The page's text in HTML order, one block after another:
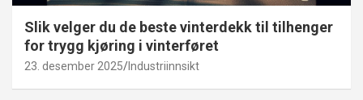
Slik velger du de beste vinterdekk til tilhenger
for trygg kjøring i vinterføret
23. desember 2025 Industriinnsikt